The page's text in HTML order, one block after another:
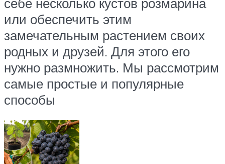
или обеспечить этим
замечательным растением своих
родных и друзей. Для этого его
нужно размножить. Мы рассмотрим
самые простые и популярные
способы